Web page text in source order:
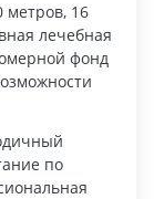
метров, 16
лечебная
фонд
по